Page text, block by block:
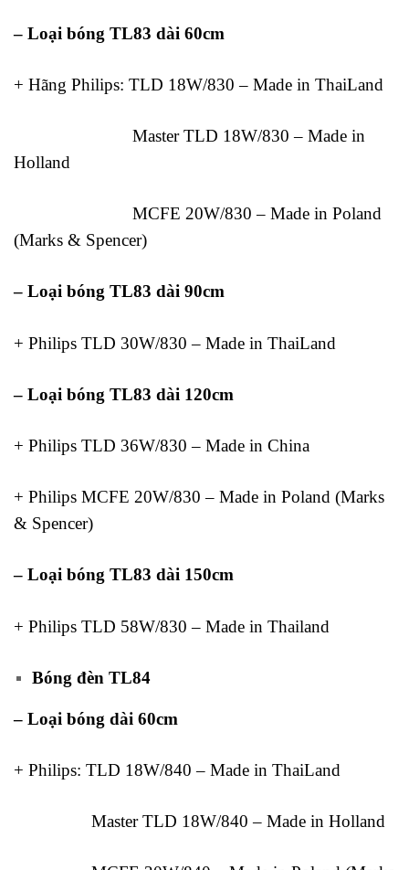
– Loại bóng TL83 dài 60cm
+ Hãng Philips: TLD 18W/830 – Made in ThaiLand
Master TLD 18W/830 – Made in
Holland
MCFE 20W/830 – Made in Poland
(Marks & Spencer)
– Loại bóng TL83 dài 90cm
+ Philips TLD 30W/830 – Made in ThaiLand
– Loại bóng TL83 dài 120cm
+ Philips TLD 36W/830 – Made in China
+ Philips MCFE 20W/830 – Made in Poland (Marks
& Spencer)
– Loại bóng TL83 dài 150cm
+ Philips TLD 58W/830 – Made in Thailand
Bóng đèn TL84
– Loại bóng dài 60cm
+ Philips: TLD 18W/840 – Made in ThaiLand
Master TLD 18W/840 – Made in Holland